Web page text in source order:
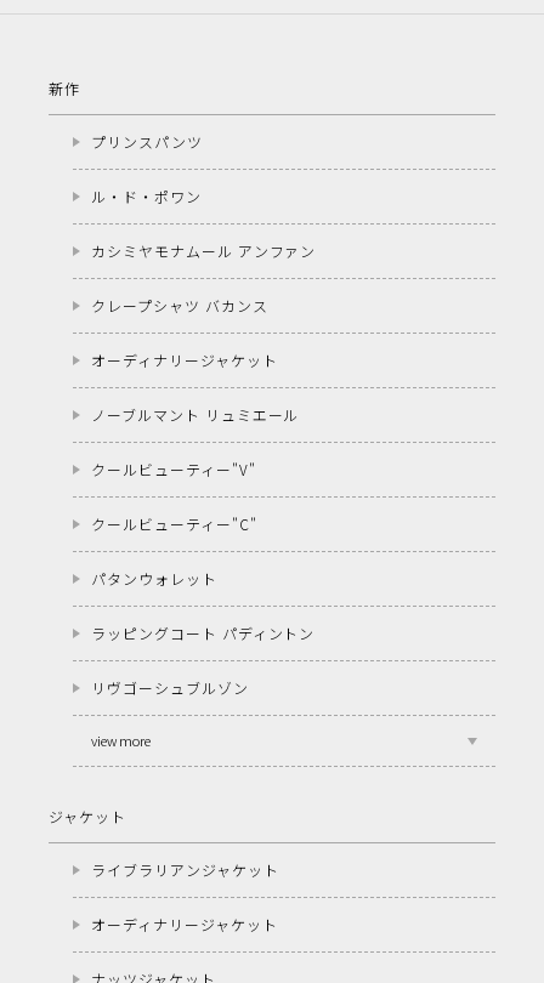
新作
プリンスパンツ
ル・ド・ポワン
カシミヤモナムール アンファン
クレープシャツ バカンス
オーディナリージャケット
ノーブルマント リュミエール
クールビューティー"V"
クールビューティー"C"
パタンウォレット
ラッピングコート パディントン
リヴゴーシュブルゾン
view more
ジャケット
ライブラリアンジャケット
オーディナリージャケット
ナッツジャケット